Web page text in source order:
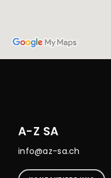
A-Z SA
info@az-sa.ch